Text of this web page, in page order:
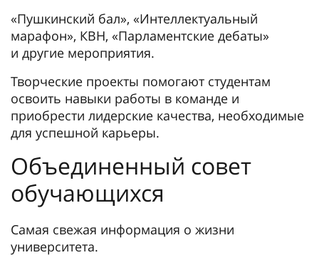
«Пушкинский бал», «Интеллектуальный
марафон», КВН, «Парламентские дебаты»
и другие мероприятия.
Творческие проекты помогают студентам
освоить навыки работы в команде и
приобрести лидерские качества, необходимые
для успешной карьеры.
Объединенный совет
обучающихся
Самая свежая информация о жизни
университета.